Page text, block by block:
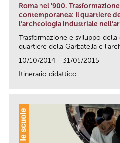
Roma nel '900.
contemporanea: Il quartiere
l’archeologia industriale
Trasformazione e sviluppo
quartiere della Garbatella e
10/10/2014 - 31/05/2015
Itinerario didattico